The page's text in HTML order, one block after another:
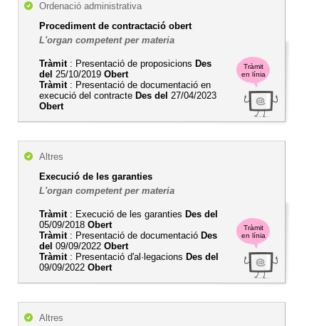
Tràmit
en línia
Ordenació administrativa
Procediment de contractació obert
L'organ competent per materia
Tràmit: Presentació de proposicions Des
del 25/10/2019 Obert
Tràmit: Presentació de documentació en
execució del contracte Des del 27/04/2023
Obert
Tràmit
en línia
Altres
Execució de les garanties
L'organ competent per materia
Tràmit: Execució de les garanties Des del
05/09/2018 Obert
Tràmit: Presentació de documentació Des
del 09/09/2022 Obert
Tràmit: Presentació d'al·legacions Des del
09/09/2022 Obert
Altres